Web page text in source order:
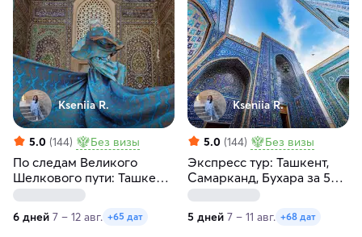
Kseniia R.
5.0 (144) Без визы
По следам Великого
Шелкового пути: Ташкент,
Самарканд, Бухара, Хива
6 дней 7 – 12 авг. +65 дат
Kseniia R.
5.0 (144) Без визы
Экспресс тур: Ташкент,
Самарканд, Бухара за 5
дней
5 дней 7 – 11 авг. +68 дат